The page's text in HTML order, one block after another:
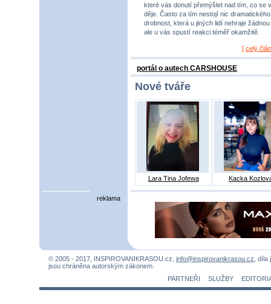
které vás donutí přemýšlet nad tím, co se
děje. Často za tím nestojí nic
drobnost, která u jiných lidí nehraje žádnou
ale u vás spustí reakci téměř okamžitě.
[ celý
portál o autech CARSHOUSE
Nové tváře
Lara Tina Jofewa Kacka
reklama
© 2005 - 2017, INSPIROVANIKRASOU.cz, info@inspirovanikrasou.cz ,
jsou chráněna autorským zákonem.
PARTNEŘI
SLUŽBY